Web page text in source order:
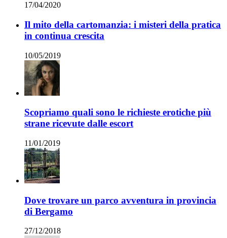
17/04/2020
Il mito della cartomanzia: i misteri della pratica
in continua crescita
10/05/2019
Scopriamo quali sono le richieste erotiche più
strane ricevute dalle escort
11/01/2019
Dove trovare un parco avventura in provincia
di Bergamo
27/12/2018